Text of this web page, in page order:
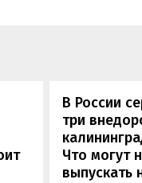
В России
три
Что могут
выпускать